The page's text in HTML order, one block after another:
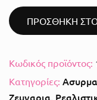
ΠΡΟΣΘΗΚΗ
Κωδικός προϊόντος:
Κατηγορίες:
Ζευγαρια